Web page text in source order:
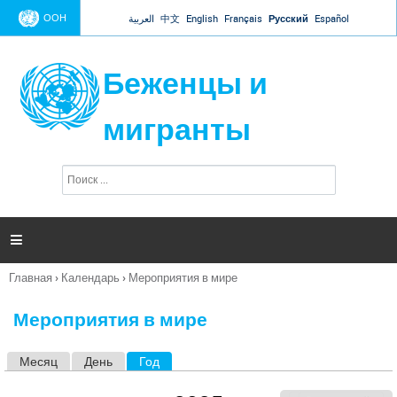
Jump to navigation
ООН العربية 中文 English Français Русский Español
Беженцы и
мигранты
п
и

Вы
Главная › Календарь › Мероприятия в мире
Мероприятия в мире
Месяц День Год